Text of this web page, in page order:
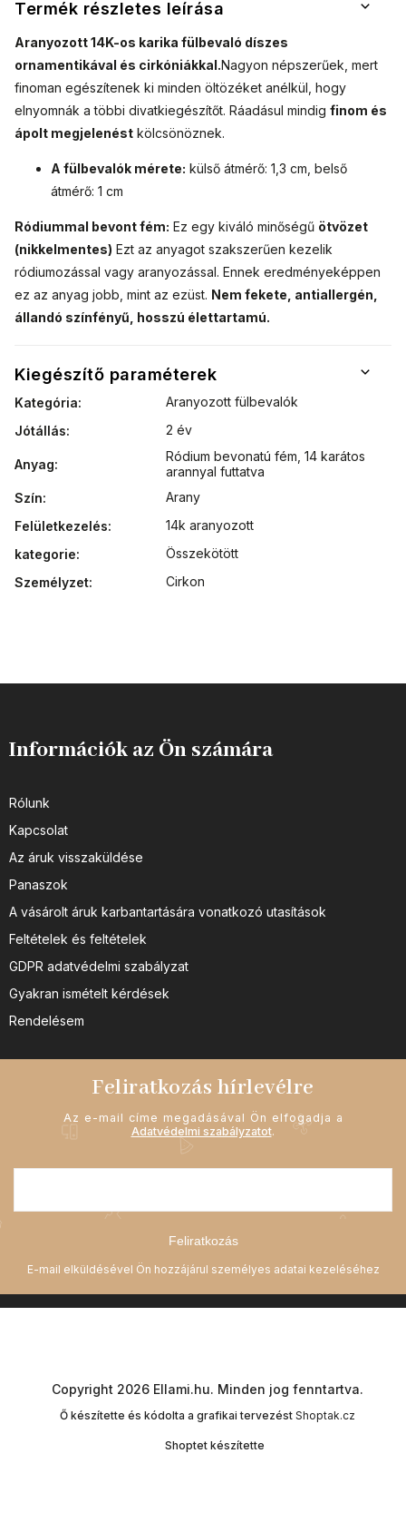
Termék részletes leírása
Aranyozott 14K-os karika fülbevaló díszes
ornamentikával és cirkóniákkal.Nagyon népszerűek, mert
finoman egészítenek ki minden öltözéket anélkül, hogy
elnyomnák a többi divatkiegészítőt. Ráadásul mindig finom és
ápolt megjelenést kölcsönöznek.
A fülbevalók mérete: külső átmérő: 1,3 cm, belső
átmérő: 1 cm
Ródiummal bevont fém: Ez egy kiváló minőségű ötvözet
(nikkelmentes) Ezt az anyagot szakszerűen kezelik
ródiumozással vagy aranyozással. Ennek eredményeképpen
ez az anyag jobb, mint az ezüst. Nem fekete, antiallergén,
állandó színfényű, hosszú élettartamú.
Kiegészítő paraméterek
Kategória:
Aranyozott fülbevalók
Jótállás: 2 év
Anyag:
Ródium bevonatú fém 14 karátos
arannyal futtatva
Szín:
Arany
Felületkezelés:
14k aranyozott
kategorie:
Összekötött
Személyzet: Cirkon
Információk az Ön számára
Rólunk
Kapcsolat
Az áruk visszaküldése
Panaszok
A vásárolt áruk karbantartására vonatkozó utasítások
Feltételek és feltételek
GDPR adatvédelmi szabályzat
Gyakran ismételt kérdések
Rendelésem
Feliratkozás hírlevélre
Az e-mail címe megadásával Ön elfogadja a
Adatvédelmi szabályzatot.
Feliratkozás
Shoptet készítette
Copyright 2026 Ellami.hu. Minden jog fenntartva.
Ő készítette és kódolta a grafikai tervezést Shoptak.cz